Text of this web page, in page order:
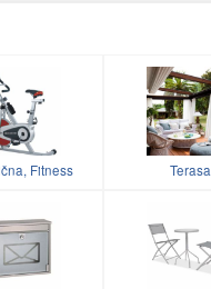
Fitness Terasa